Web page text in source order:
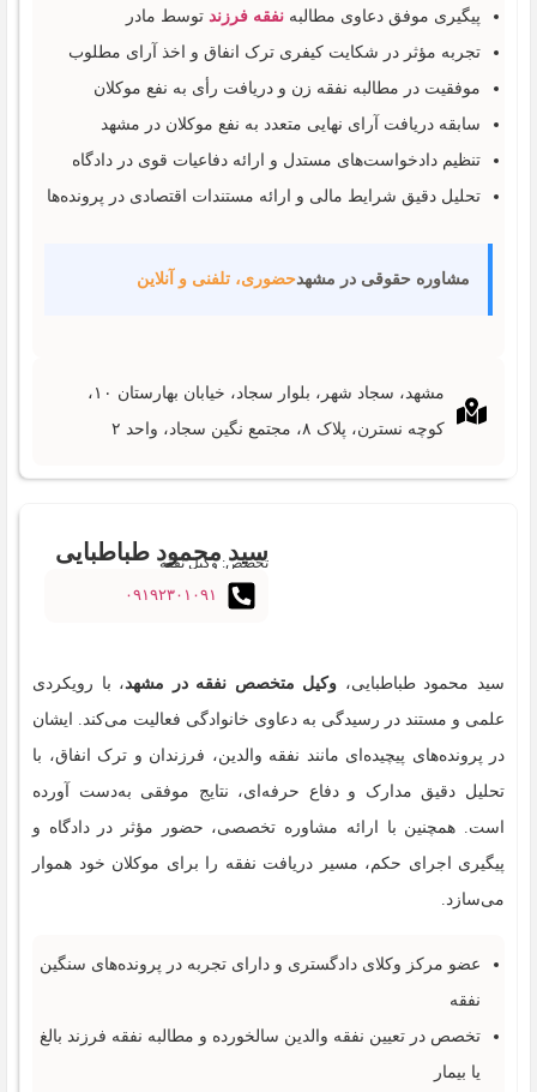
پیگیری موفق دعاوی مطالبه نفقه فرزند توسط مادر
تجربه مؤثر در شکایت کیفری ترک انفاق و اخذ آرای مطلوب
موفقیت در مطالبه نفقه زن و دریافت رأی به نفع موکلان
سابقه دریافت آرای نهایی متعدد به نفع موکلان در مشهد
تنظیم دادخواست‌های مستدل و ارائه دفاعیات قوی در دادگاه
تحلیل دقیق شرایط مالی و ارائه مستندات اقتصادی در پرونده‌ها
مشاوره حقوقی در مشهدحضوری، تلفنی و آنلاین
مشهد، سجاد شهر، بلوار سجاد، خیابان بهارستان ۱۰،
کوچه نسترن، پلاک ۸، مجتمع نگین سجاد، واحد ۲
سید محمود طباطبایی
تخصص: وکیل نفقه
۰۹۱۹۲۳۰۱۰۹۱
سید محمود طباطبایی، وکیل متخصص نفقه در مشهد، با رویکردی
علمی و مستند در رسیدگی به دعاوی خانوادگی فعالیت می‌کند. ایشان
در پرونده‌های پیچیده‌ای مانند نفقه والدین، فرزندان و ترک انفاق، با
تحلیل دقیق مدارک و دفاع حرفه‌ای، نتایج موفقی به‌دست آورده
است. همچنین با ارائه مشاوره تخصصی، حضور مؤثر در دادگاه و
پیگیری اجرای حکم، مسیر دریافت نفقه را برای موکلان خود هموار
می‌سازد.
عضو مرکز وکلای دادگستری و دارای تجربه در پرونده‌های سنگین
نفقه
تخصص در تعیین نفقه والدین سالخورده و مطالبه نفقه فرزند بالغ
یا بیمار